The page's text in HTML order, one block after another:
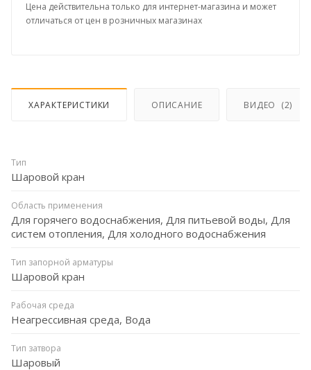
Цена действительна только для интернет-магазина и может
отличаться от цен в розничных магазинах
ХАРАКТЕРИСТИКИ ОПИСАНИЕ ВИДЕО (2)
Тип
Шаровой кран
Область применения
Для горячего водоснабжения, Для питьевой воды, Для
систем отопления, Для холодного водоснабжения
Тип запорной арматуры
Шаровой кран
Рабочая среда
Неагрессивная среда, Вода
Тип затвора
Шаровый